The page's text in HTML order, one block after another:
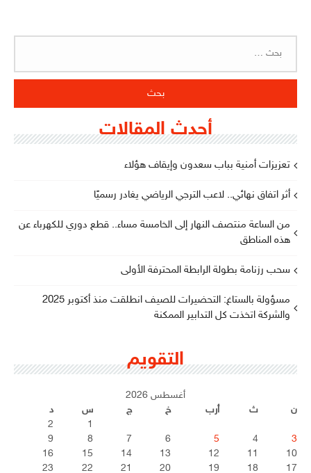
أحدث المقالات
تعزيزات أمنية بباب سعدون وإيقاف هؤلاء
أثر اتفاق نهائي.. لاعب الترجي الرياضي يغادر رسميًا
من الساعة منتصف النهار إلى الخامسة مساء.. قطع دوري للكهرباء عن
هذه المناطق
سحب رزنامة بطولة الرابطة المحترفة الأولى
مسؤولة بالستاغ: التحضيرات للصيف انطلقت منذ أكتوبر 2025
والشركة اتخذت كل التدابير الممكنة
التقويم
أغسطس 2026
ن
ث أرب خ ج س
د
1
2
3
4
5
6
7
8
9
10
11
12
13
14
15
16
17
18
19
20
21
22
23